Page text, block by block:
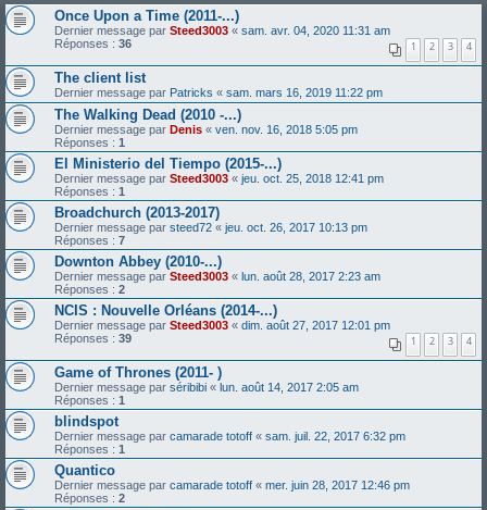
Once Upon a Time (2011-...)
Dernier message par Steed3003 « sam. avr. 04, 2020 11:31 am
Réponses : 36 1 2 3 4
The client list
Dernier message par Patricks « sam. mars 16, 2019 11:22 pm
The Walking Dead (2010 -...)
Dernier message par Denis « ven. nov. 16, 2018 5:05 pm
Réponses : 1
El Ministerio del Tiempo (2015-...)
Dernier message par Steed3003 « jeu. oct. 25, 2018 12:41 pm
Réponses : 1
Broadchurch (2013-2017)
Dernier message par steed72 « jeu. oct. 26, 2017 10:13 pm
Réponses : 7
Downton Abbey (2010-...)
Dernier message par Steed3003 « lun. août 28, 2017 2:23 am
Réponses : 2
NCIS : Nouvelle Orléans (2014-...)
Dernier message par Steed3003 « dim. août 27, 2017 12:01 pm
Réponses : 39 1 2 3 4
Game of Thrones (2011- )
Dernier message par séribibi « lun. août 14, 2017 2:05 am
Réponses : 1
blindspot
Dernier message par camarade totoff « sam. juil. 22, 2017 6:32 pm
Réponses : 1
Quantico
Dernier message par camarade totoff « mer. juin 28, 2017 12:46 pm
Réponses : 2